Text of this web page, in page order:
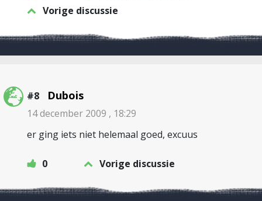
Vorige discussie
#8 Dubois
14 december 2009 , 18:29
er ging iets niet helemaal goed, excuus
0 Vorige discussie